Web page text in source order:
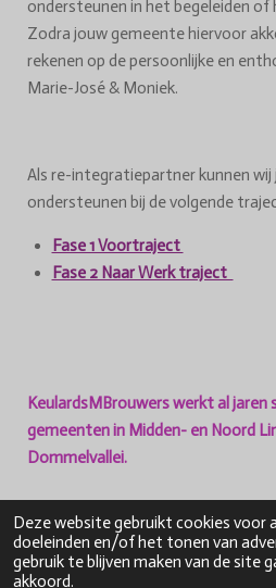
Deze website gebruikt cookies voor
doeleinden en/of het tonen van
gebruik te blijven maken van de site
akkoord.
ondersteunen in het begeleiden of
Zodra jouw gemeente hiervoor
rekenen op de persoonlijke en
Marie-José & Moniek.
Als re-integratiepartner kunnen wij
ondersteunen bij de volgende
Fase 1 Voortraject
Fase 2 Naar Werk traject
KeulardsMBrouwers werkt al jaren
gemeenten in Midden- en Noord
Dommelvallei.